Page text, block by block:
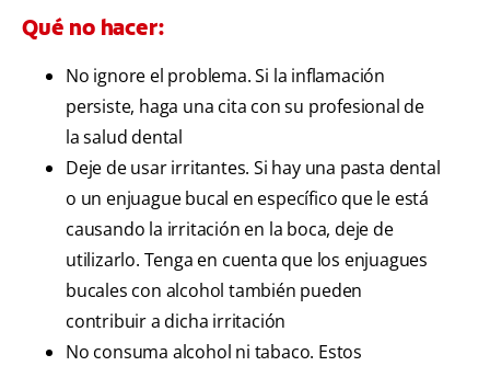
Qué no hacer:
No ignore el problema. Si la inflamación
persiste, haga una cita con su profesional de
la salud dental
Deje de usar irritantes. Si hay una pasta dental
o un enjuague bucal en específico que le está
causando la irritación en la boca, deje de
utilizarlo. Tenga en cuenta que los enjuagues
bucales con alcohol también pueden
contribuir a dicha irritación
No consuma alcohol ni tabaco. Estos